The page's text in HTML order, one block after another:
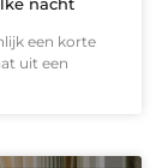
nacht
een korte
uit een